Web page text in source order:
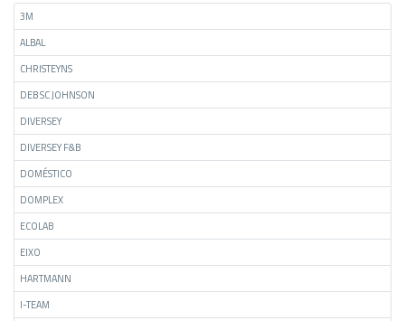
3M
ALBAL
CHRISTEYNS
DEB SC JOHNSON
DIVERSEY
DIVERSEY F&B
DOMÉSTICO
DOMPLEX
ECOLAB
EIXO
HARTMANN
I-TEAM